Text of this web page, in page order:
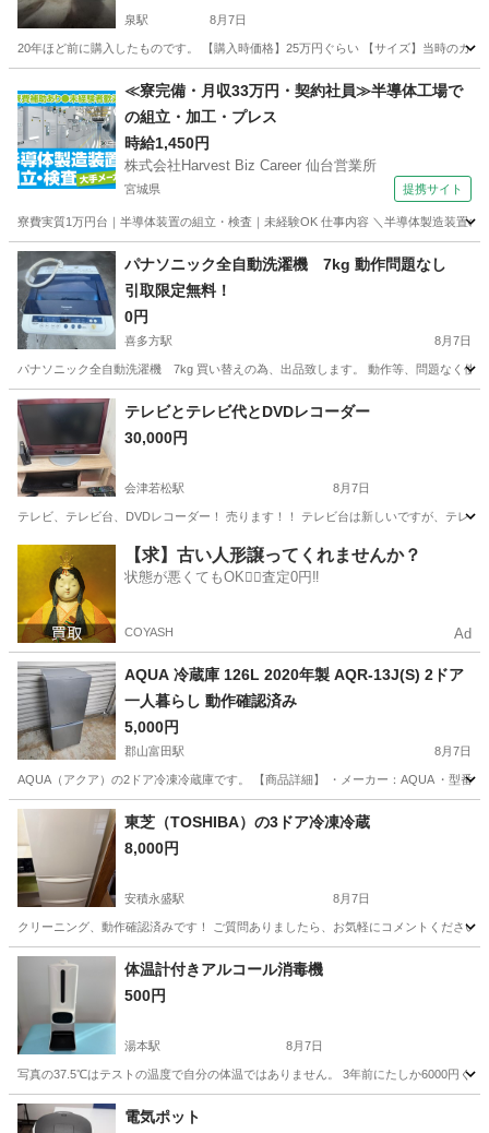
泉駅 8月7日
20年ほど前に購入したものです。 【購入時価格】25万円ぐらい 【サイズ】当時のカ
泉駅 テレビ
≪寮完備・月収33万円・契約社員≫半導体工場で
の組立・加工・プレス
時給1,450円
株式会社Harvest Biz Career 仙台営業所
宮城県 提携サイト
寮費実質1万円台｜半導体装置の組立・検査｜未経験OK 仕事内容 ＼半導体製造装置
宮城 その他
パナソニック全自動洗濯機 7kg 動作問題なし
引取限定無料！
0円
喜多方駅 8月7日
パナソニック全自動洗濯機 7kg 買い替えの為、出品致します。 動作等、問題なく使
福島 喜多方市 喜多方駅 生活家電
テレビとテレビ代とDVDレコーダー
30,000円
会津若松駅 8月7日
テレビ、テレビ台、DVDレコーダー！ 売ります！！ テレビ台は新しいですが、テレ
会津若松市 会津若松駅 テレビ
【求】古い人形譲ってくれませんか？
状態が悪くてもOK🙆‍♀️査定0円‼️
COYASH Ad
AQUA 冷蔵庫 126L 2020年製 AQR-13J(S) 2ドア
一人暮らし 動作確認済み
5,000円
郡山富田駅 8月7日
AQUA（アクア）の2ドア冷凍冷蔵庫です。 【商品詳細】 ・メーカー：AQUA ・型
福島 郡山市 郡山富田駅 キッチン家電
東芝（TOSHIBA）の3ドア冷凍冷蔵
8,000円
安積永盛駅 8月7日
クリーニング、動作確認済みです！ ご質問ありましたら、お気軽にコメントくださ
福島 郡山市 安積永盛駅 キッチン家電
体温計付きアルコール消毒機
500円
湯本駅 8月7日
写真の37.5℃はテストの温度で自分の体温ではありません。 3年前にたしか6000円く
福島 いわき市 湯本駅
電気ポット